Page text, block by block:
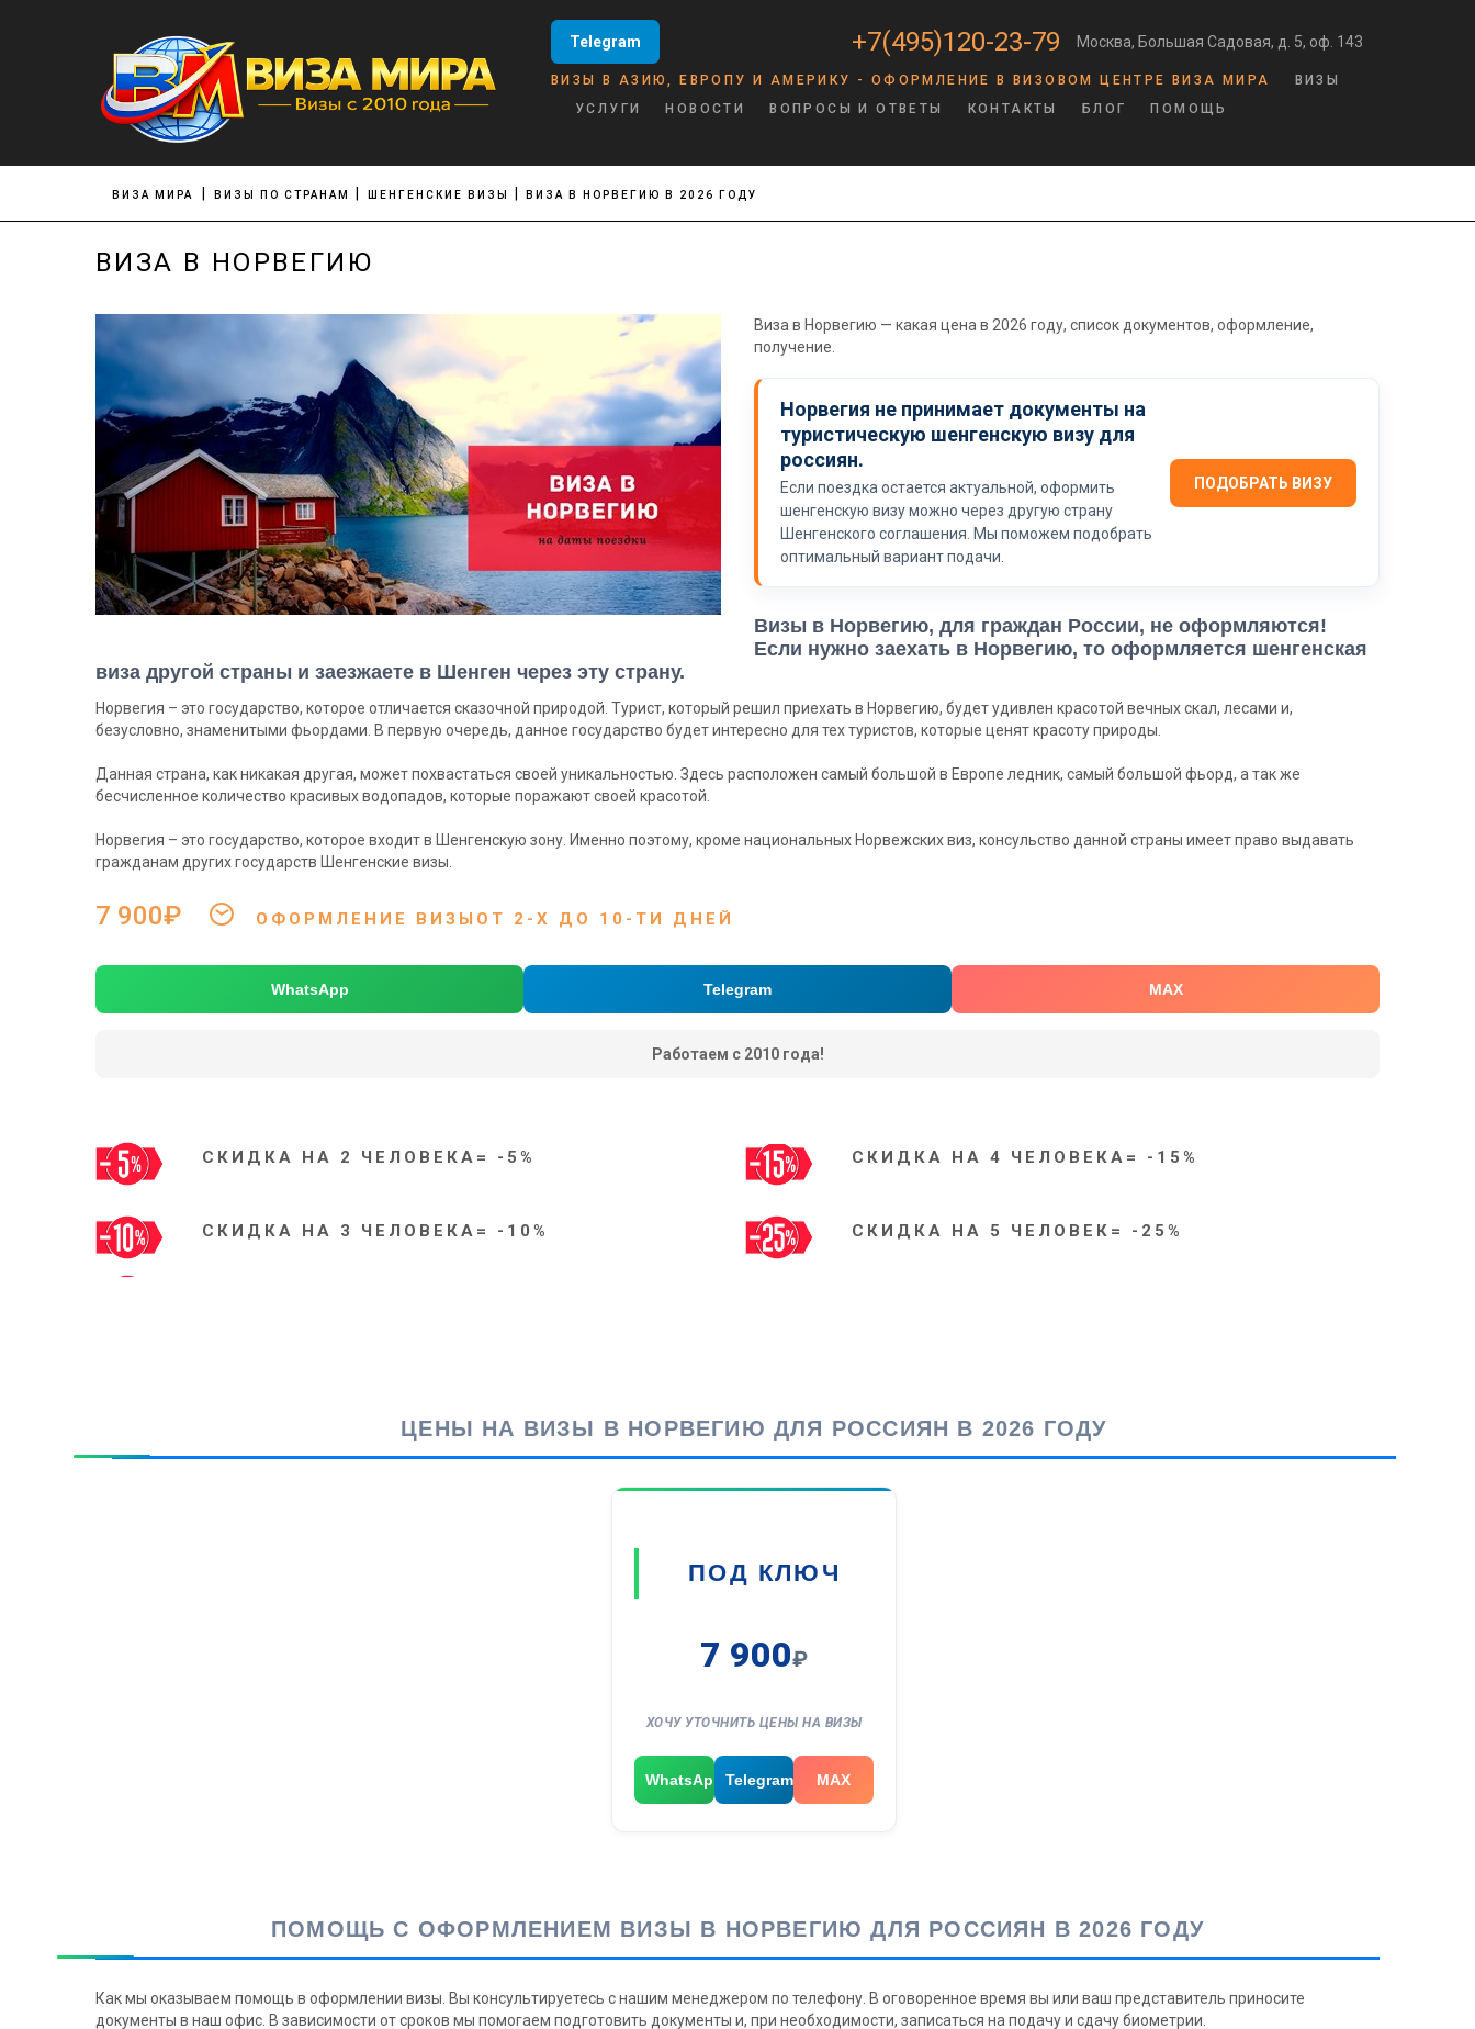
Москва, Большая Садовая, д. 5, оф. 143
+7(495)120-23-79
Telegram
ВИЗЫ В АЗИЮ, ЕВРОПУ И АМЕРИКУ - ОФОРМЛЕНИЕ В ВИЗОВОМ ЦЕНТРЕ ВИЗА МИРА
ВИЗЫ
УСЛУГИ
НОВОСТИ ВОПРОСЫ И ОТВЕТЫ КОНТАКТЫ БЛОГ ПОМОЩЬ
ВИЗА МИРА ВИЗЫ ПО СТРАНАМ ШЕНГЕНСКИЕ ВИЗЫ ВИЗА В НОРВЕГИЮ В 2026 ГОДУ
ВИЗА В НОРВЕГИЮ
Виза в Норвегию — какая цена в 2026 году, список документов, оформление,
получение.
Норвегия не принимает документы на
туристическую шенгенскую визу для
россиян.
Если поездка остается актуальной, оформить
шенгенскую визу можно через другую страну
Шенгенского соглашения. Мы поможем подобрать
оптимальный вариант подачи.
ПОДОБРАТЬ ВИЗУ
Визы в Норвегию, для граждан России, не оформляются!
Если нужно заехать в Норвегию, то оформляется шенгенская
виза другой страны и заезжаете в Шенген через эту страну.
​Норвегия – это государство, которое отличается сказочной природой. Турист, который решил приехать в Норвегию, будет удивлен красотой вечных скал, лесами и,
безусловно, знаменитыми фьордами. В первую очередь, данное государство будет интересно для тех туристов, которые ценят красоту природы.
Данная страна, как никакая другая, может похвастаться своей уникальностью. Здесь расположен самый большой в Европе ледник, самый большой фьорд, а так же
бесчисленное количество красивых водопадов, которые поражают своей красотой.
Норвегия – это государство, которое входит в Шенгенскую зону. Именно поэтому, кроме национальных Норвежских виз, консульство данной страны имеет право выдавать
гражданам других государств Шенгенские визы.
7 900₽ ОФОРМЛЕНИЕ ВИЗЫОТ 2-Х ДО 10-ТИ ДНЕЙ
WhatsApp Telegram MAX
Работаем с 2010 года!
СКИДКА НА 2 ЧЕЛОВЕКА= -5%
СКИДКА НА 3 ЧЕЛОВЕКА= -10%
СКИДКА НА 4 ЧЕЛОВЕКА= -15%
СКИДКА НА 5 ЧЕЛОВЕК= -25%
ЦЕНЫ НА ВИЗЫ В НОРВЕГИЮ ДЛЯ РОССИЯН В 2026 ГОДУ
ПОД КЛЮЧ
7 900₽
ХОЧУ УТОЧНИТЬ ЦЕНЫ НА ВИЗЫ
WhatsApp Telegram MAX
ПОМОЩЬ С ОФОРМЛЕНИЕМ ВИЗЫ В НОРВЕГИЮ ДЛЯ РОССИЯН В 2026 ГОДУ
Как мы оказываем помощь в оформлении визы. Вы консультируетесь с нашим менеджером по телефону. В оговоренное время вы или ваш представитель приносите
документы в наш офис. В зависимости от сроков мы помогаем подготовить документы и, при необходимости, записаться на подачу и сдачу биометрии.